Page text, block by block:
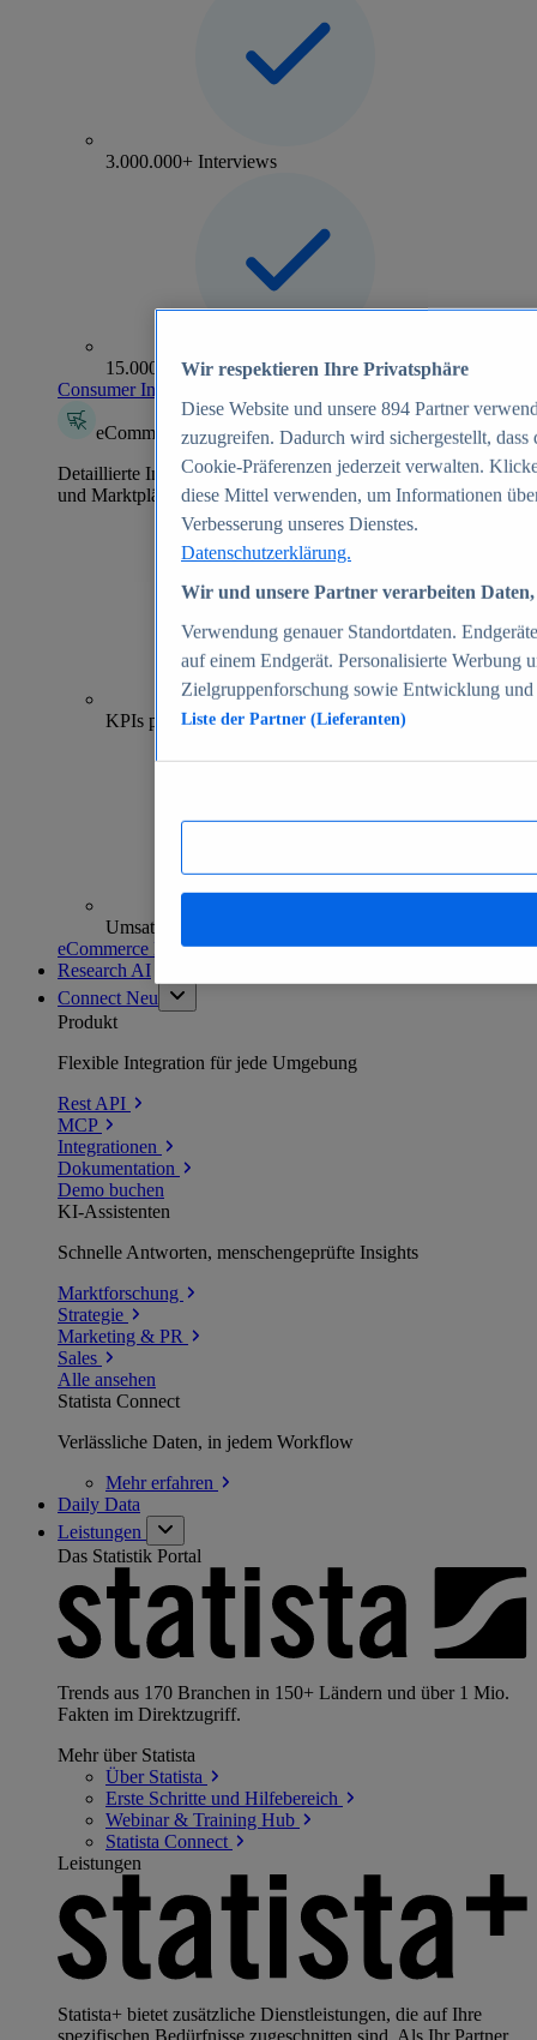
3.000.000+ Interviews
15.000+ Marken
Consumer Insights entdecken
eCommerce Insights
Detaillierte Informationen zu mehr als 39.000 Online-Shops
und Marktplätzen
70+
KPIs pro Shop
Umsatzanalysen und -prognosen
eCommerce Insights entdecken
Research AI
Connect Neu
Produkt
Flexible Integration für jede Umgebung
Rest API
MCP
Integrationen
Dokumentation
Demo buchen
KI-Assistenten
Schnelle Antworten, menschengeprüfte Insights
Marktforschung
Strategie
Marketing & PR
Sales
Alle ansehen
Statista Connect
Verlässliche Daten, in jedem Workflow
Mehrerfahren
Daily Data
Leistungen
Das Statistik Portal
Trends aus 170 Branchen in 150+ Ländern und über 1 Mio.
Fakten im Direktzugriff.
Mehr über Statista
Über Statista
Erste Schritte und Hilfebereich
Webinar & Training Hub
Statista Connect
Leistungen
Statista+ bietet zusätzliche Dienstleistungen, die auf Ihre
spezifischen Bedürfnisse zugeschnitten sind. Als Ihr Partner
Wir respektieren Ihre Privatsphäre
Diese Website und unsere 894 Partner
zuzugreifen. Dadurch wird sichergestellt,
Cookie-Präferenzen jederzeit verwalten.
diese Mittel verwenden, um Informationen
Verbesserung unseres Dienstes.
Datenschutzerklärung.
Wir und unsere Partner verarbeiten
Verwendung genauer Standortdaten.
auf einem Endgerät. Personalisierte Werbung
Zielgruppenforschung sowie Entwicklung
Liste der Partner (Lieferanten)